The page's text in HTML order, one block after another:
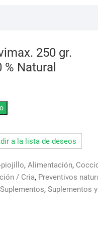
250 gr.
Natural
a la lista de deseos
piojillo, Alimentación,
/ Cria, Preventivos
Suplementos, Suplementos y